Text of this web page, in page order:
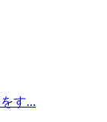
す...